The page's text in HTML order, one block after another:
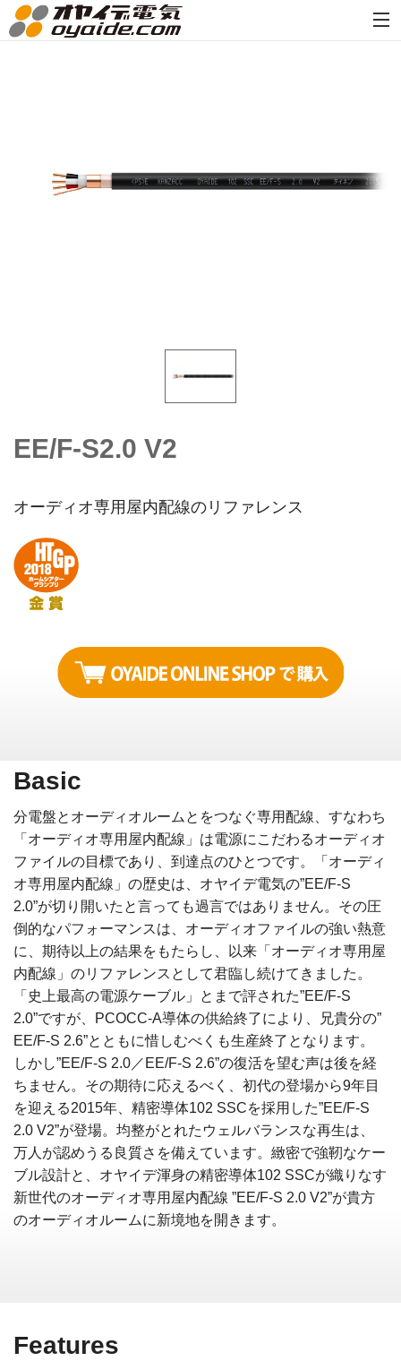
EE/F-S2.0 V2
オーディオ専用屋内配線のリファレンス
Basic
分電盤とオーディオルームとをつなぐ専用配線、すなわち
「オーディオ専用屋内配線」は電源にこだわるオーディオ
ファイルの目標であり、到達点のひとつです。「オーディ
オ専用屋内配線」の歴史は、オヤイデ電気の”EE/F-S
2.0”が切り開いたと言っても過言ではありません。その圧
倒的なパフォーマンスは、オーディオファイルの強い熱意
に、期待以上の結果をもたらし、以来「オーディオ専用屋
内配線」のリファレンスとして君臨し続けてきました。
「史上最高の電源ケーブル」とまで評された”EE/F-S
2.0”ですが、PCOCC-A導体の供給終了により、兄貴分の”
EE/F-S 2.6”とともに惜しむべくも生産終了となります。
しかし”EE/F-S 2.0／EE/F-S 2.6”の復活を望む声は後を経
ちません。その期待に応えるべく、初代の登場から9年目
を迎える2015年、精密導体102 SSCを採用した”EE/F-S
2.0 V2”が登場。均整がとれたウェルバランスな再生は、
万人が認めうる良質さを備えています。緻密で強靭なケー
ブル設計と、オヤイデ渾身の精密導体102 SSCが織りなす
新世代のオーディオ専用屋内配線 ”EE/F-S 2.0 V2”が貴方
のオーディオルームに新境地を開きます。
Features